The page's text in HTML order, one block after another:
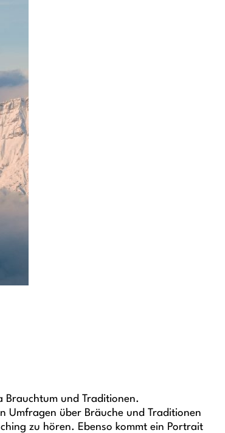
Brauchtum und Traditionen.
Umfragen über Bräuche und Traditionen
zu hören. Ebenso kommt ein Portrait